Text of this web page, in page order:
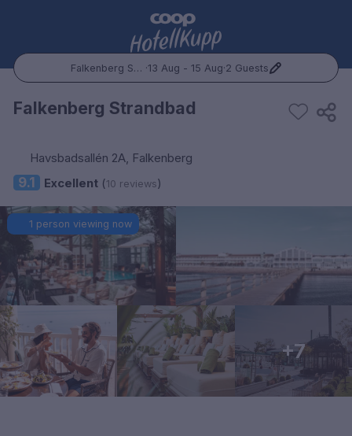
Falkenberg Strandbad ·13 Aug - 15 Aug·2 Guests
Popular Destinations:
Bergen
Trondheim
Hele Sverige
Stockholm
Göteborg
Falkenberg Strandbad
Havsbadsallén 2A, Falkenberg
9.1 Excellent(10 reviews)
1 person viewing now
+7